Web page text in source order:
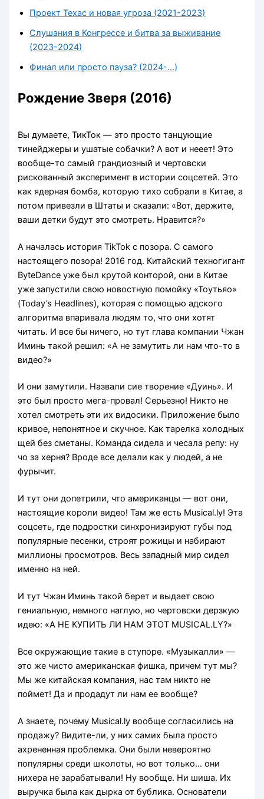
Проект Техас и новая угроза (2021-2023)
Слушания в Конгрессе и битва за выживание
(2023-2024)
Финал или просто пауза? (2024-…)
Рождение Зверя (2016)
Вы думаете, ТикТок — это просто танцующие
тинейджеры и ушатые собачки? А вот и нееет! Это
вообще-то самый грандиозный и чертовски
рискованный эксперимент в истории соцсетей. Это
как ядерная бомба, которую тихо собрали в Китае, а
потом привезли в Штаты и сказали: «Вот, держите,
ваши детки будут это смотреть. Нравится?»
А началась история TikTok с позора. С самого
настоящего позора! 2016 год. Китайский техногигант
ByteDance уже был крутой конторой, они в Китае
уже запустили свою новостную помойку «Тоутьяо»
(Today’s Headlines), которая с помощью адского
алгоритма впаривала людям то, что они хотят
читать. И все бы ничего, но тут глава компании Чжан
Иминь такой решил: «А не замутить ли нам что-то в
видео?»
И они замутили. Назвали сие творение «Дуинь». И
это был просто мега-провал! Серьезно! Никто не
хотел смотреть эти их видосики. Приложение было
кривое, непонятное и скучное. Как тарелка холодных
щей без сметаны. Команда сидела и чесала репу: ну
чо за херня? Вроде все делали как у людей, а не
фурычит.
И тут они допетрили, что американцы — вот они,
настоящие короли видео! Там же есть Musical.ly! Эта
соцсеть, где подростки синхронизируют губы под
популярные песенки, строят рожицы и набирают
миллионы просмотров. Весь западный мир сидел
именно на ней.
И тут Чжан Иминь такой берет и выдает свою
гениальную, немного наглую, но чертовски дерзкую
идею: «А НЕ КУПИТЬ ЛИ НАМ ЭТОТ MUSICAL.LY?»
Все окружающие такие в ступоре. «Музыкалли» —
это же чисто американская фишка, причем тут мы?
Мы же китайская компания, нас там никто не
поймет! Да и продадут ли нам ее вообще?
А знаете, почему Musical.ly вообще согласились на
продажу? Видите-ли, у них самих была просто
ахрененная проблемка. Они были невероятно
популярны среди школоты, но вот только… они
нихера не зарабатывали! Ну вообще. Ни шиша. Их
выручка была как дырка от бублика. Основатели